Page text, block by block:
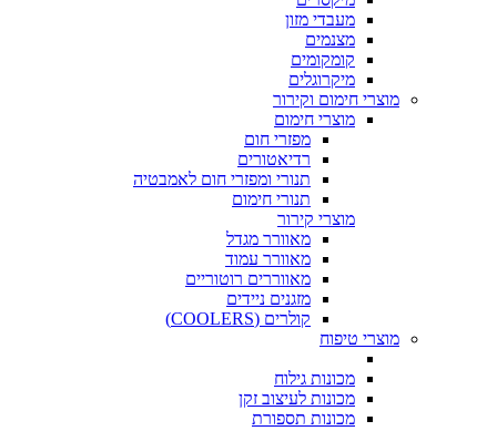
מעבדי מזון
מצנמים
קומקומים
מיקרוגלים
מוצרי חימום וקירור
מוצרי חימום
מפזרי חום
רדיאטורים
תנורי ומפזרי חום לאמבטיה
תנורי חימום
מוצרי קירור
מאוורר מגדל
מאוורר עמוד
מאווררים רוטוריים
מזגנים ניידים
קולרים (COOLERS)
מוצרי טיפוח
מכונות גילוח
מכונות לעיצוב זקן
מכונות תספורת